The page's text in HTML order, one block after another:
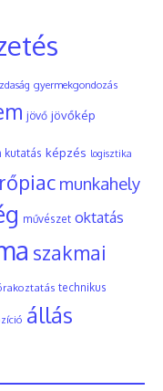
gyermekgondozás
jövő jövőkép
kutatás képzés logisztika
munkahely
művészet oktatás
szakmai
technikus
állás